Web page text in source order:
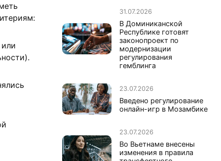
31.07.2026
В Доминиканской
Республике готовят
законопроект по
модернизации
регулирования
гемблинга
23.07.2026
Введено регулирование
онлайн-игр в Мозамбике
23.07.2026
Во Вьетнаме внесены
изменения в правила